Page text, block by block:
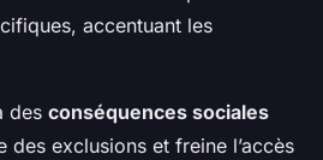
accentuant les
des conséquences sociales
des exclusions et freine l’accès